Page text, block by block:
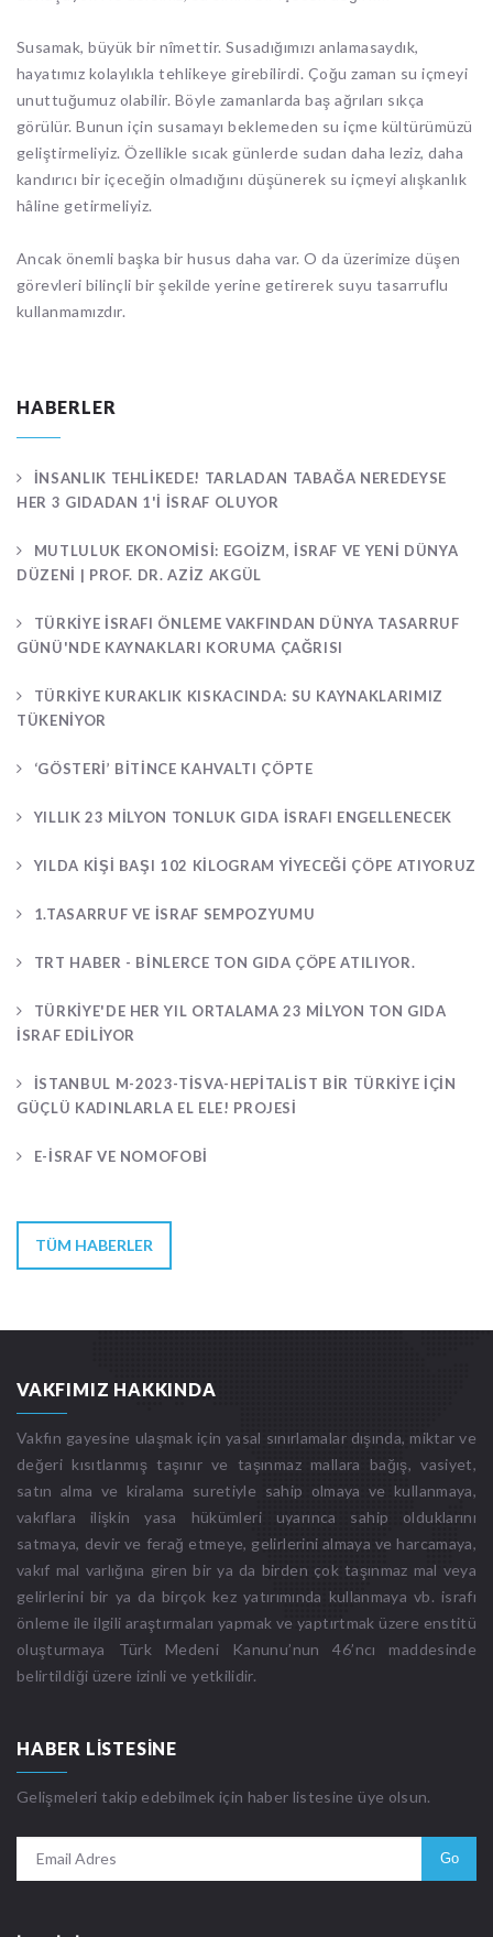
Susamak, büyük bir nîmettir. Susadığımızı anlamasaydık,
hayatımız kolaylıkla tehlikeye girebilirdi. Çoğu zaman su içmeyi
unuttuğumuz olabilir. Böyle zamanlarda baş ağrıları sıkça
görülür. Bunun için susamayı beklemeden su içme kültürümüzü
geliştirmeliyiz. Özellikle sıcak günlerde sudan daha leziz, daha
kandırıcı bir içeceğin olmadığını düşünerek su içmeyi alışkanlık
hâline getirmeliyiz.
Ancak önemli başka bir husus daha var. O da üzerimize düşen
görevleri bilinçli bir şekilde yerine getirerek suyu tasarruflu
kullanmamızdır.
HABERLER
İNSANLIK TEHLIKEDE! TARLADAN TABAĞA NEREDEYSE
HER 3 GIDADAN 1'I ISRAF OLUYOR
MUTLULUK EKONOMISI: EGOIZM, İSRAF VE YENI DÜNYA
DÜZENI | PROF. DR. AZIZ AKGÜL
TÜRKIYE İSRAFI ÖNLEME VAKFINDAN DÜNYA TASARRUF
GÜNÜ'NDE KAYNAKLARI KORUMA ÇAĞRISI
TÜRKIYE KURAKLIK KISKACINDA: SU KAYNAKLARIMIZ
TÜKENIYOR
‘GÖSTERI’ BITINCE KAHVALTI ÇÖPTE
YILLIK 23 MILYON TONLUK GIDA ISRAFI ENGELLENECEK
YILDA KIŞI BAŞI 102 KILOGRAM YIYECEĞI ÇÖPE ATIYORUZ
1.TASARRUF VE İSRAF SEMPOZYUMU
TRT HABER - BINLERCE TON GIDA ÇÖPE ATILIYOR.
TÜRKIYE'DE HER YIL ORTALAMA 23 MILYON TON GIDA
ISRAF EDILIYOR
İSTANBUL M-2023-TİSVA-HEPITALIST BIR TÜRKIYE İÇIN
GÜÇLÜ KADINLARLA EL ELE! PROJESI
E-İSRAF VE NOMOFOBİ
TÜM HABERLER
VAKFIMIZ HAKKINDA
Vakfın gayesine ulaşmak için yasal sınırlamalar dışında, miktar ve
değeri kısıtlanmış taşınır ve taşınmaz mallara bağış, vasiyet,
satın alma ve kiralama suretiyle sahip olmaya ve kullanmaya,
vakıflara ilişkin yasa hükümleri uyarınca sahip olduklarını
satmaya, devir ve ferağ etmeye, gelirlerini almaya ve harcamaya,
vakıf mal varlığına giren bir ya da birden çok taşınmaz mal veya
gelirlerini bir ya da birçok kez yatırımında kullanmaya vb. israfı
önleme ile ilgili araştırmaları yapmak ve yaptırtmak üzere enstitü
oluşturmaya Türk Medeni Kanunu’nun 46’ncı maddesinde
belirtildiği üzere izinli ve yetkilidir.
HABER LISTESINE
Gelişmeleri takip edebilmek için haber listesine üye olsun.